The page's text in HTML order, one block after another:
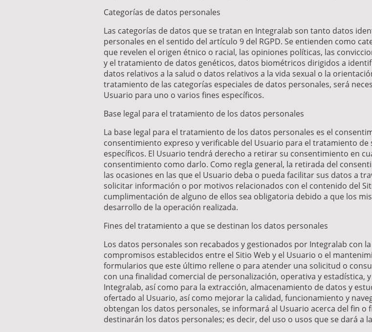
Categorías de datos personales
Las categorías de datos que se tratan en Integralab son tanto datos
personales en el sentido del artículo 9 del RGPD. Se entienden como
que revelen el origen étnico o racial, las opiniones políticas, las
y el tratamiento de datos genéticos, datos biométricos dirigidos a
datos relativos a la salud o datos relativos a la vida sexual o la
tratamiento de las categorías especiales de datos personales, será
Usuario para uno o varios fines específicos.
Base legal para el tratamiento de los datos personales
La base legal para el tratamiento de los datos personales es el
consentimiento expreso y verificable del Usuario para el tratamiento
específicos. El Usuario tendrá derecho a retirar su consentimiento en
consentimiento como darlo. Como regla general, la retirada del
las ocasiones en las que el Usuario deba o pueda facilitar sus datos a
solicitar información o por motivos relacionados con el contenido del
cumplimentación de alguno de ellos sea obligatoria debido a que los
desarrollo de la operación realizada.
Fines del tratamiento a que se destinan los datos personales
Los datos personales son recabados y gestionados por Integralab con
compromisos establecidos entre el Sitio Web y el Usuario o el
formularios que este último rellene o para atender una solicitud o
con una finalidad comercial de personalización, operativa y estadística,
Integralab, así como para la extracción, almacenamiento de datos y
ofertado al Usuario, así como mejorar la calidad, funcionamiento y
obtengan los datos personales, se informará al Usuario acerca del fin o
destinarán los datos personales; es decir, del uso o usos que se dará a